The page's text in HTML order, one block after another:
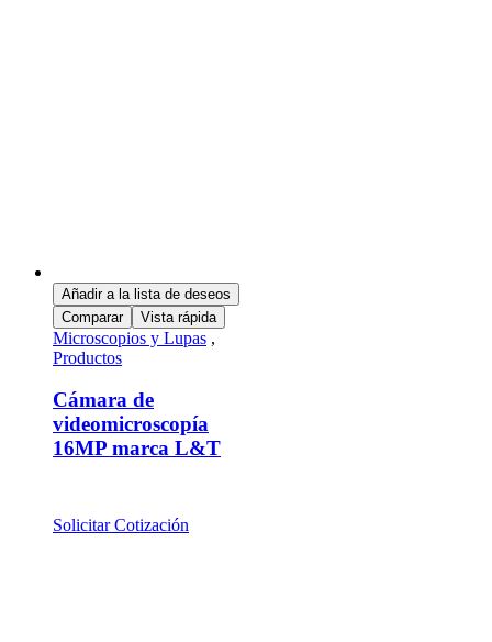
Añadir a la lista de deseos
Comparar
Vista rápida
Microscopios y Lupas ,
Productos
Cámara de
videomicroscopía
16MP marca L&T
Solicitar Cotización